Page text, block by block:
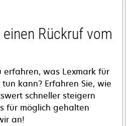
Rückruf vom
erfahren, was Lexmark für
kann? Erfahren Sie, wie
schneller steigern
für möglich gehalten
an!